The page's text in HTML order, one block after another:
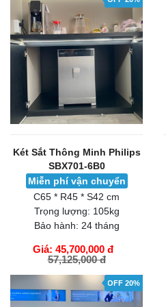
Két Sắt Thông Minh Philips
SBX701-6B0
Miễn phí vận chuyển
C65 * R45 * S42 cm
Trọng lượng: 105kg
Bảo hành: 24 tháng
Giá: 45,700,000 đ
57,125,000 đ
GIỎ HÀNG
OFF 20%